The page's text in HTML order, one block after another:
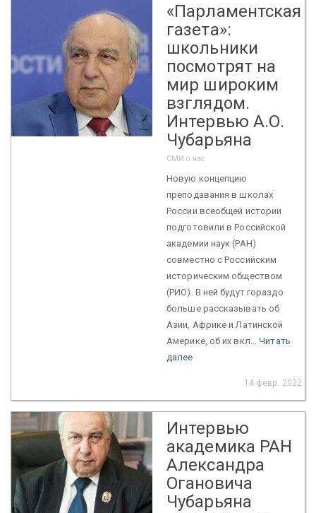
«Парламентская
газета»:
школьники
посмотрят на
мир широким
взглядом.
Интервью А.О.
Чубарьяна
СМИ о нас
Новую концепцию
преподавания в школах
России всеобщей истории
подготовили в Российской
академии наук (РАН)
совместно с Российским
историческим обществом
(РИО). В ней будут гораздо
больше рассказывать об
Азии, Африке и Латинской
Америке, об их вкл...Читать
далее
14 февр. 2022
Интервью
академика РАН
Александра
Огановича
Чубарьяна